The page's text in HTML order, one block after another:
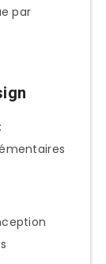
par
: